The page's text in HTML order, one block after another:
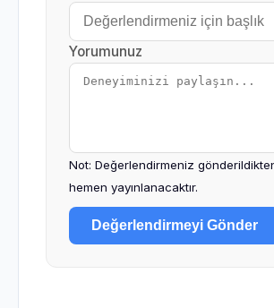
Yorumunuz
Not: Değerlendirmeniz
hemen yayınlanacaktır.
Değerlendirmeyi Gönder